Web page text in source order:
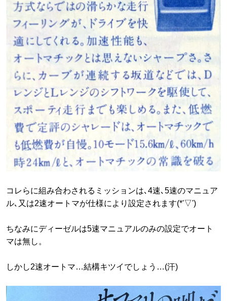
コレらに組み合わされるミッションは､4速､5速のマニュア
ル､又は2速オートマが仕様により設定されます(*'▽')
ちなみにディーゼルは5速マニュアルのみの設定でオート
マは無し。
しかし2速オートマ…結構キツイでしょう…(汗)